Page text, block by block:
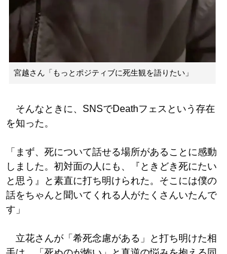
宮越さん「もっとポジティブに死生観を語りたい」
そんなときに、SNSでDeathフェスという存在
を知った。
「まず、死について話せる場所があることに感動
しました。初対面の人にも、『ときどき死にたい
と思う』と素直に打ち明けられた。そこには僕の
話をちゃんと聞いてくれる人がたくさんいたんで
す」
立花さんが「希死念慮がある」と打ち明けた相